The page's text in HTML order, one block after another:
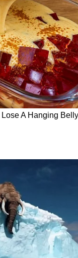
കുറിച്ച
മൽഹോത്രയാണ്.
വര്‍ഷം;